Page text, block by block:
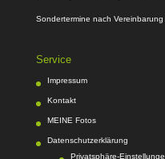
Sondertermine nach Vereinbarung
Service
Impressum
Kontakt
MEINE Fotos
Datenschutzerklärung
Privatsphäre-